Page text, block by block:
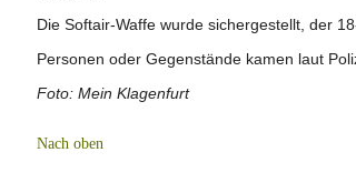
Die Softair-Waffe wurde sichergestellt, der
Personen oder Gegenstände kamen laut
Foto: Mein Klagenfurt
Nach oben